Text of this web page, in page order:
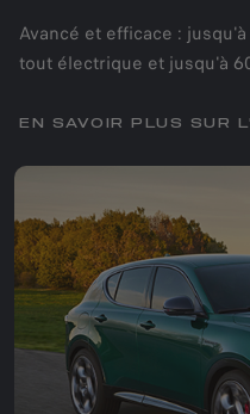
Avancé et efficace :
tout électrique et jusqu'à
EN SAVOIR PLUS SUR